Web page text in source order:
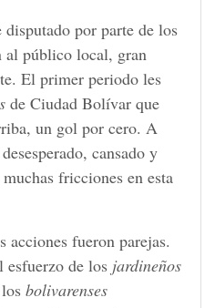
por parte de los
al público local, gran
El primer periodo les
de Ciudad Bolívar que
un gol por cero. A
cansado y
fricciones en esta
acciones fueron parejas.
esfuerzo de los jardineños
bolivarenses